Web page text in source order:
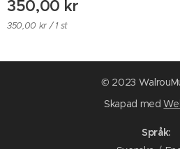
350,00 kr
350,00 kr / 1 st
© 2023
Skapad med
Språk